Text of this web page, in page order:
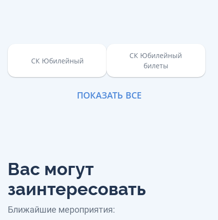
СК Юбилейный
СК Юбилейный
билеты
ПОКАЗАТЬ ВСЕ
Вас могут
заинтересовать
Ближайшие мероприятия: